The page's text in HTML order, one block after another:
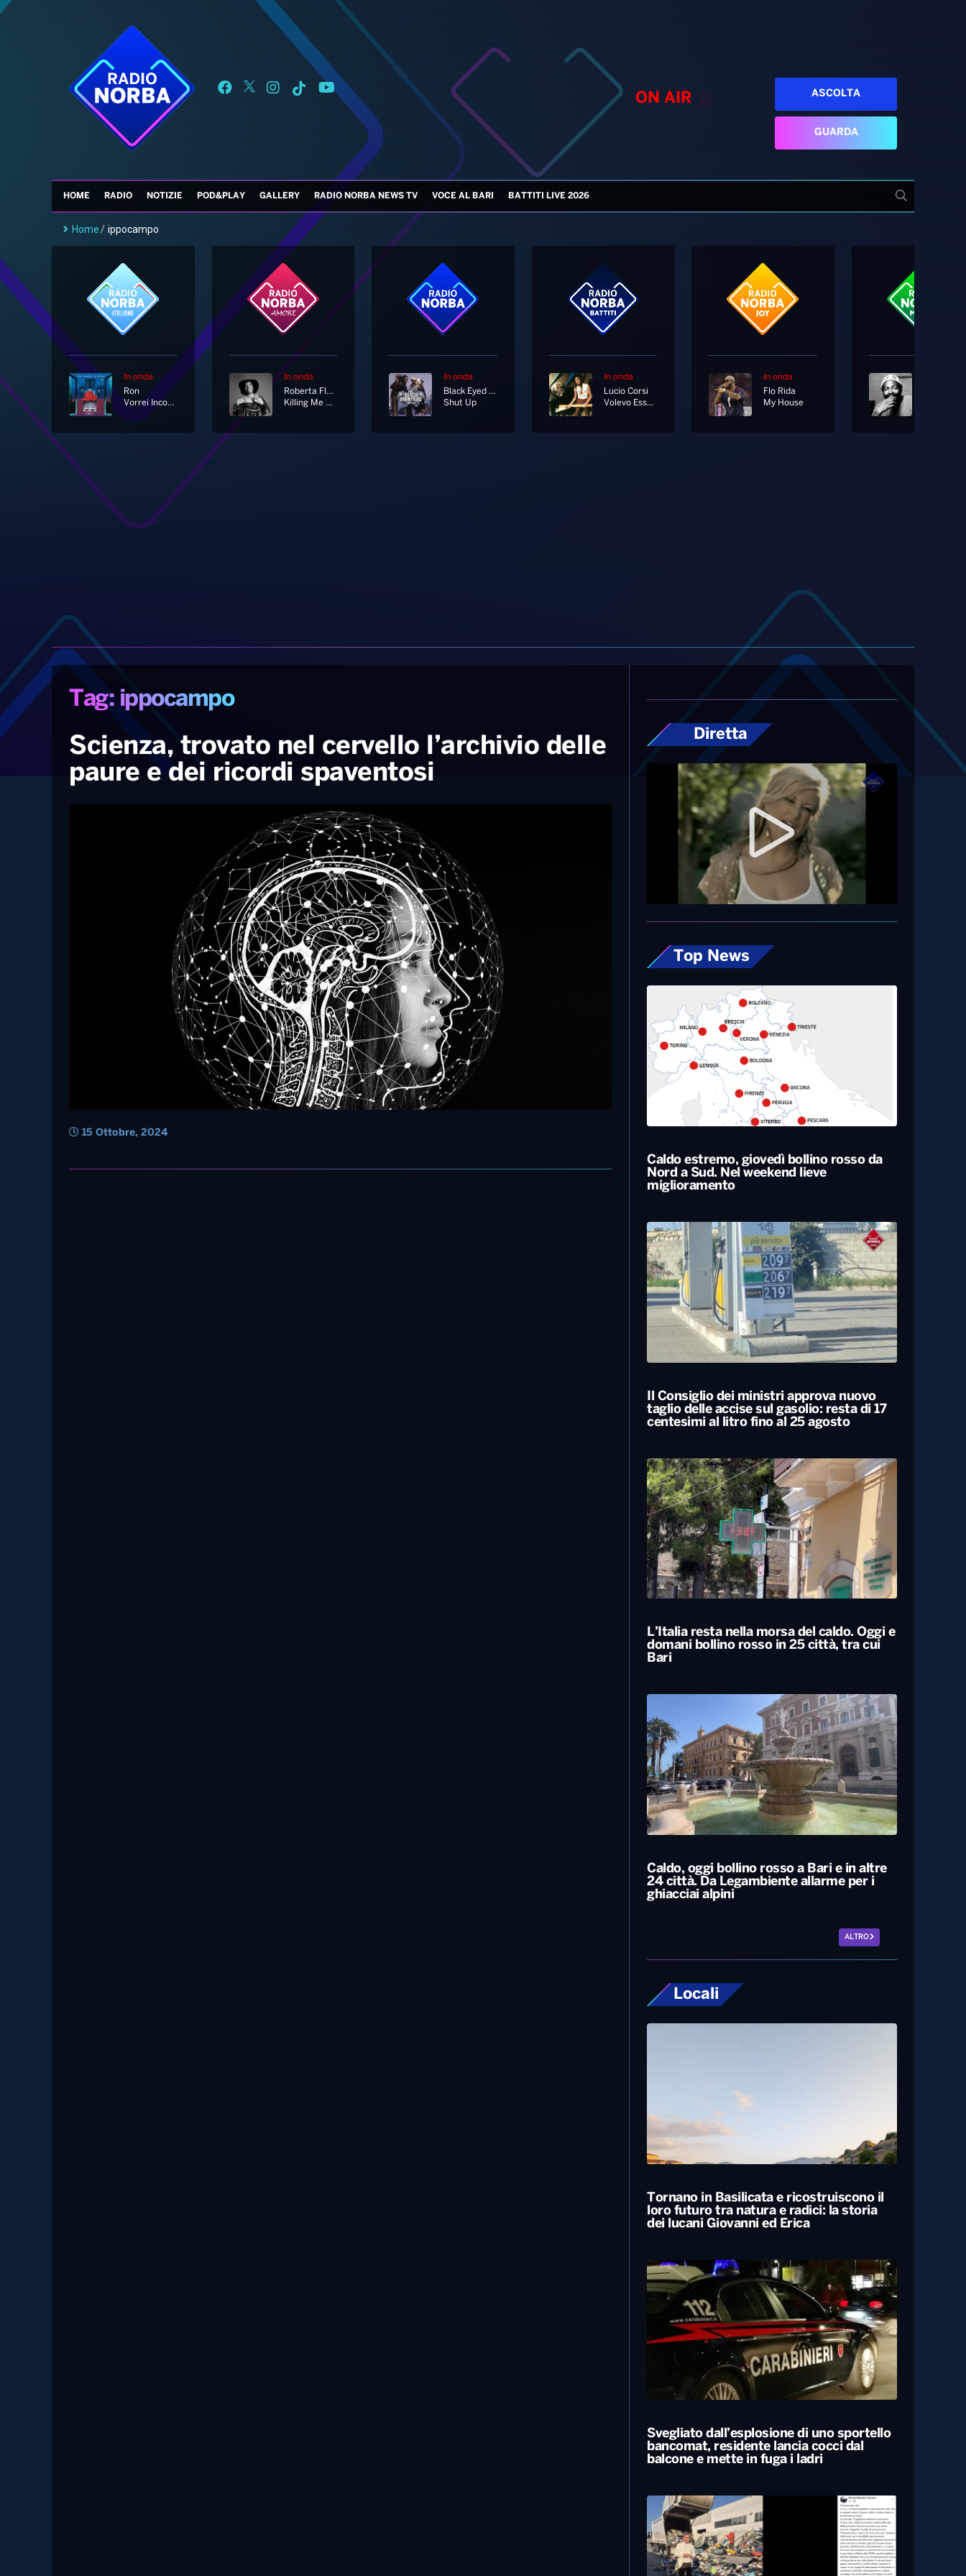
ON AIR ASCOLTA
GUARDA
HOME RADIO NOTIZIE POD&PLAY GALLERY RADIO NORBA NEWS TV VOCE AL BARI BATTITI LIVE 2026
Home/ ippocampo
In onda
Ron
Vorrei Incontrarti Fra Cent'anni
In onda
Roberta Flack
Killing Me Softly With His Song
In onda
Black Eyed Peas
Shut Up
In onda
Lucio Corsi
Volevo Essere Un Duro
In onda
Flo Rida
My House
Tag: ippocampo
Scienza, trovato nel cervello l’archivio delle
paure e dei ricordi spaventosi
15 Ottobre, 2024
Diretta
Top News
Caldo estremo, giovedì bollino rosso da
Nord a Sud. Nel weekend lieve
miglioramento
Il Consiglio dei ministri approva nuovo
taglio delle accise sul gasolio: resta di 17
centesimi al litro fino al 25 agosto
L’Italia resta nella morsa del caldo. Oggi e
domani bollino rosso in 25 città, tra cui
Bari
Caldo, oggi bollino rosso a Bari e in altre
24 città. Da Legambiente allarme per i
ghiacciai alpini
ALTRO
Locali
Tornano in Basilicata e ricostruiscono il
loro futuro tra natura e radici: la storia
dei lucani Giovanni ed Erica
Svegliato dall’esplosione di uno sportello
bancomat, residente lancia cocci dal
balcone e mette in fuga i ladri